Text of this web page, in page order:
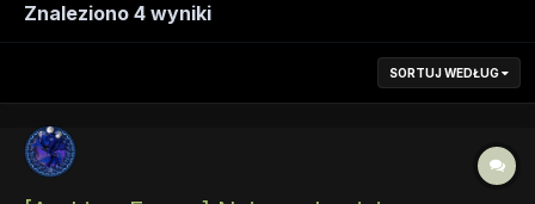
Znaleziono 4 wyniki
SORTUJ WEDŁUG